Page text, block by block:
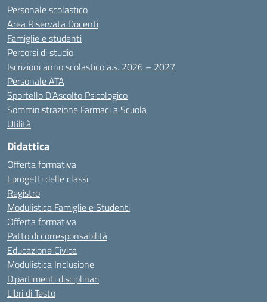
Personale scolastico
Area Riservata Docenti
Famiglie e studenti
Percorsi di studio
Iscrizioni anno scolastico a.s. 2026 – 2027
Personale ATA
Sportello D’Ascolto Psicologico
Somministrazione Farmaci a Scuola
Utilità
Didattica
Offerta formativa
I progetti delle classi
Registro
Modulistica Famiglie e Studenti
Offerta formativa
Patto di corresponsabilità
Educazione Civica
Modulistica Inclusione
Dipartimenti disciplinari
Libri di Testo